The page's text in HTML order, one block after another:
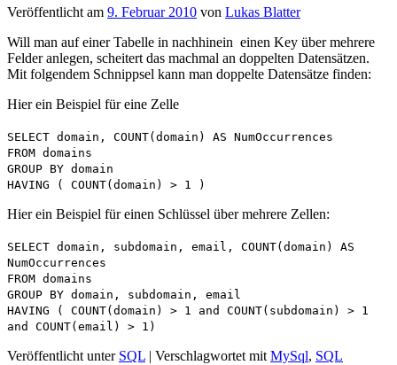
Veröffentlicht am 9. Februar 2010 von Lukas Blatter
Will man auf einer Tabelle in nachhinein einen Key über mehrere
Felder anlegen, scheitert das machmal an doppelten Datensätzen.
Mit folgendem Schnippsel kann man doppelte Datensätze finden:
Hier ein Beispiel für eine Zelle
SELECT domain, COUNT(domain) AS NumOccurrences
FROM domains
GROUP BY domain
HAVING ( COUNT(domain) > 1 )
Hier ein Beispiel für einen Schlüssel über mehrere Zellen:
SELECT domain, subdomain, email, COUNT(domain) AS
NumOccurrences
FROM domains
GROUP BY domain, subdomain, email
HAVING ( COUNT(domain) > 1 and COUNT(subdomain) > 1
and COUNT(email) > 1)
Veröffentlicht unter SQL | Verschlagwortet mit MySql, SQL